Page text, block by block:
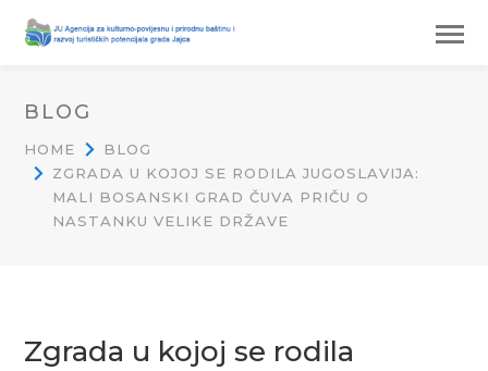
BLOG
HOME
BLOG
ZGRADA U KOJOJ SE RODILA JUGOSLAVIJA:
MALI BOSANSKI GRAD ČUVA PRIČU O
NASTANKU VELIKE DRŽAVE
Zgrada u kojoj se rodila